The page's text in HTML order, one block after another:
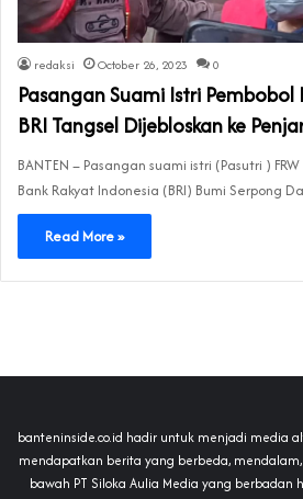
redaksi October 26, 2023 0
Pasangan Suami Istri
BRI Tangsel Dijebloskan ke
BANTEN – Pasangan suami istri (Pasutri )
Bank Rakyat Indonesia (BRI) Bumi Serpong
Read More »
banteninside.co.id hadir untuk menjadi media
mendapatkan berita yang berbeda,
bawah PT Siloka Aulia Media yang berbadan